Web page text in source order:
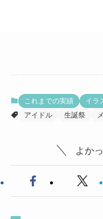
これまでの実績
イラ
アイドル
生誕祭
よか